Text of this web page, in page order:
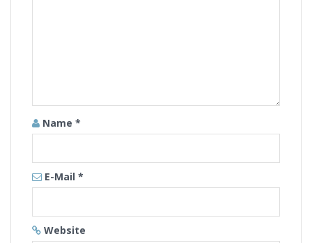
Name *
E-Mail *
Website